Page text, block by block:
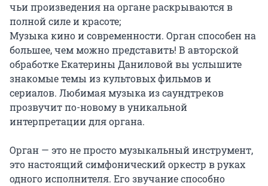
чьи произведения на органе раскрываются в
полной силе и красоте;
Музыка кино и современности. Орган способен на
большее, чем можно представить! В авторской
обработке Екатерины Даниловой вы услышите
знакомые темы из культовых фильмов и
сериалов. Любимая музыка из саундтреков
прозвучит по-новому в уникальной
интерпретации для органа.
Орган — это не просто музыкальный инструмент,
это настоящий симфонический оркестр в руках
одного исполнителя. Его звучание способно